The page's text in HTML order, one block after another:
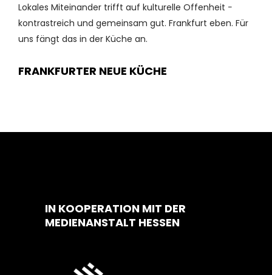
Lokales Miteinander trifft auf kulturelle Offenheit −
kontrastreich und gemeinsam gut. Frankfurt eben. Für
uns fängt das in der Küche an.
FRANKFURTER NEUE KÜCHE
IN KOOPERATION MIT DER
MEDIENANSTALT HESSEN